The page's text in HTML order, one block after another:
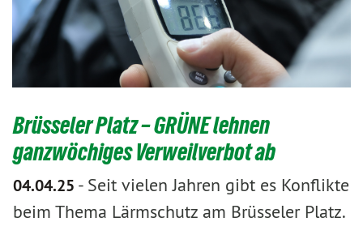
Brüsseler Platz – GRÜNE lehnen
ganzwöchiges Verweilverbot ab
04.04.25 - Seit vielen Jahren gibt es Konflikte
beim Thema Lärmschutz am Brüsseler Platz.